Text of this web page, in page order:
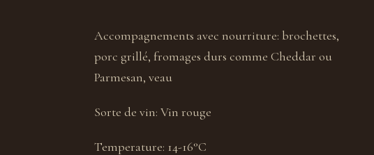
Accompagnements avec nourriture: brochettes,
porc grillé, fromages durs comme Cheddar ou
Parmesan, veau
Sorte de vin:Vin rouge
Temperature: 14-16°С